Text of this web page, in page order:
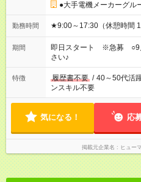
●大手電機メーカーグル
勤務時間 ★9:00～17:30（休憩時間
期間
即日スタート ※急募 ○9
さい♪
特徴 履歴書不要 / 40～50代活
ンスキル不要
気になる！ 応
掲載元企業名 ヒュー